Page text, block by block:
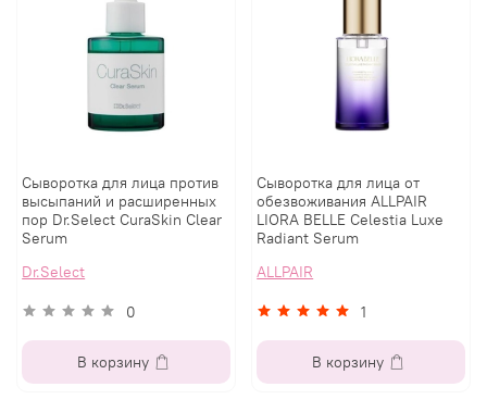
Сыворотка для лица против
высыпаний и расширенных
пор Dr.Select CuraSkin Clear
Serum
Dr.Select
0
В корзину
Сыворотка для лица от
обезвоживания ALLPAIR
LIORA BELLE Celestia Luxe
Radiant Serum
ALLPAIR
1
В корзину